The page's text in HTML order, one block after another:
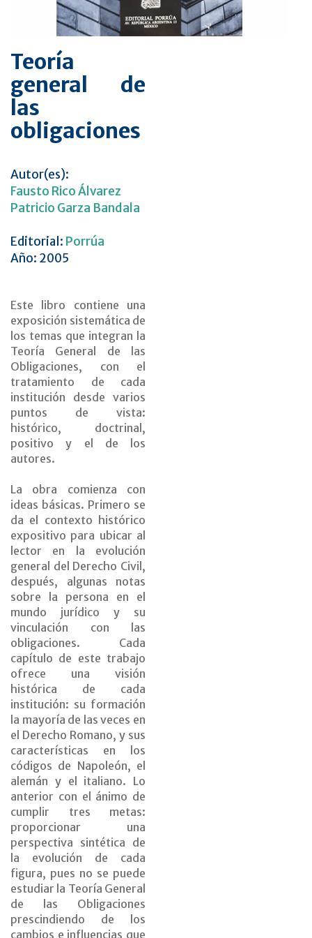
Teoría
general de
las
obligaciones
Autor(es):
Fausto Rico Álvarez
Patricio Garza Bandala
Editorial: Porrúa
Año: 2005
Este libro contiene una
exposición sistemática de
los temas que integran la
Teoría General de las
Obligaciones, con el
tratamiento de cada
institución desde varios
puntos de vista:
histórico, doctrinal,
positivo y el de los
autores.
La obra comienza con
ideas básicas. Primero se
da el contexto histórico
expositivo para ubicar al
lector en la evolución
general del Derecho Civil,
después, algunas notas
sobre la persona en el
mundo jurídico y su
vinculación con las
obligaciones. Cada
capítulo de este trabajo
ofrece una visión
histórica de cada
institución: su formación
la mayoría de las veces en
el Derecho Romano, y sus
características en los
códigos de Napoleón, el
alemán y el italiano. Lo
anterior con el ánimo de
cumplir tres metas:
proporcionar una
perspectiva sintética de
la evolución de cada
figura, pues no se puede
estudiar la Teoría General
de las Obligaciones
prescindiendo de los
cambios e influencias que